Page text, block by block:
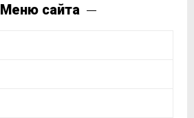
Меню сайта